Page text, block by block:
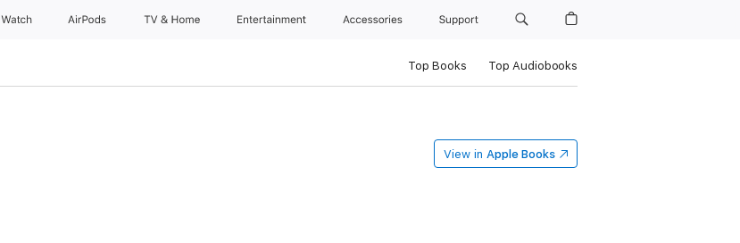
Watch AirPods TV & Home Entertainment Accessories Support
Top Books Top Audiobooks
View in Apple Books